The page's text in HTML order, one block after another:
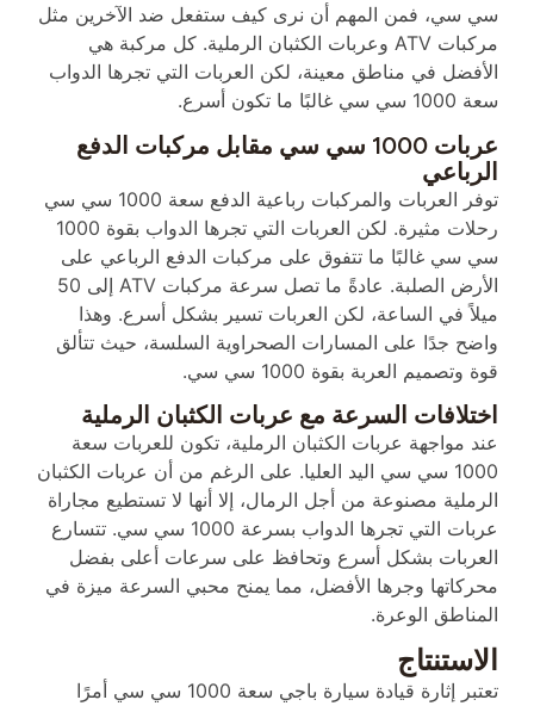
سي سي، فمن المهم أن نرى كيف ستفعل ضد الآخرين مثل
مركبات ATV وعربات الكثبان الرملية. كل مركبة هي
الأفضل في مناطق معينة، لكن العربات التي تجرها الدواب
سعة 1000 سي سي غالبًا ما تكون أسرع.
عربات 1000 سي سي مقابل مركبات الدفع
الرباعي
توفر العربات والمركبات رباعية الدفع سعة 1000 سي سي
رحلات مثيرة. لكن العربات التي تجرها الدواب بقوة 1000
سي سي غالبًا ما تتفوق على مركبات الدفع الرباعي على
الأرض الصلبة. عادةً ما تصل سرعة مركبات ATV إلى 50
ميلاً في الساعة، لكن العربات تسير بشكل أسرع. وهذا
واضح جدًا على المسارات الصحراوية السلسة، حيث تتألق
قوة وتصميم العربة بقوة 1000 سي سي.
اختلافات السرعة مع عربات الكثبان الرملية
عند مواجهة عربات الكثبان الرملية، تكون للعربات سعة
1000 سي سي اليد العليا. على الرغم من أن عربات الكثبان
الرملية مصنوعة من أجل الرمال، إلا أنها لا تستطيع مجاراة
عربات التي تجرها الدواب بسرعة 1000 سي سي. تتسارع
العربات بشكل أسرع وتحافظ على سرعات أعلى بفضل
محركاتها وجرها الأفضل، مما يمنح محبي السرعة ميزة في
المناطق الوعرة.
الاستنتاج
تعتبر إثارة قيادة سيارة باجي سعة 1000 سي سي أمرًا